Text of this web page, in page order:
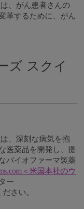
、がん患者さんの
革するために、がん
ズ スクイ
、深刻な病気を抱
医薬品を開発し、提
バイオファーマ製薬
＜米国本社のウ
ー
さい。